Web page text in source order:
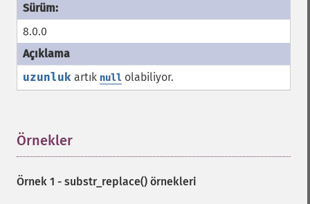
8.0.0
uzunluk artık null olabiliyor.
Örnekler
Örnek 1 - substr_replace() örnekleri